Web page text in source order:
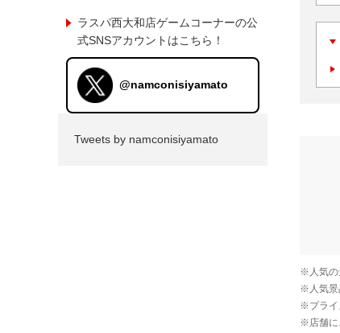
ラスパ西大和店ゲームコーナーの公
式SNSアカウントはこちら！
@namconisiyamato
Tweets by namconisiyamato